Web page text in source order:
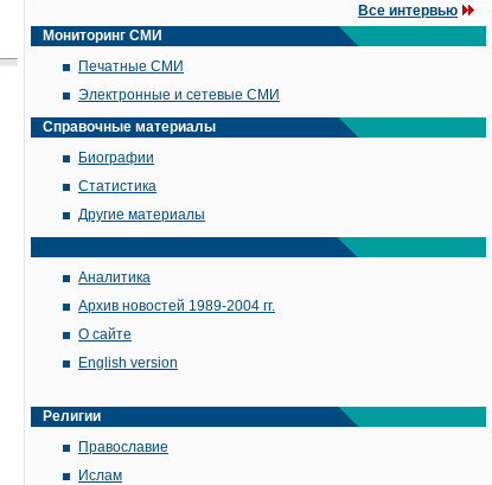
Все интервью
Мониторинг СМИ
Печатные СМИ
Электронные и сетевые СМИ
Справочные материалы
Биографии
Статистика
Другие материалы
Аналитика
Архив новостей 1989-2004 гг.
О сайте
English version
Религии
Православие
Ислам